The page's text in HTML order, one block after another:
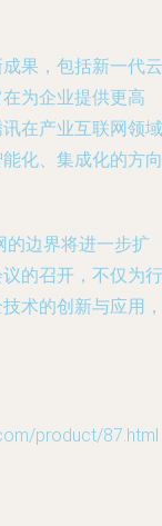
果，包括新一代云
为企业提供更高
在产业互联网领域
化、集成化的方向
的边界将进一步扩
的召开，不仅为行
术的创新与应用，
product/87.html